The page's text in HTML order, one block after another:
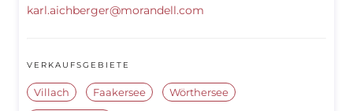
karl.aichberger@morandell.com
VERKAUFSGEBIETE
Villach Faakersee Wörthersee